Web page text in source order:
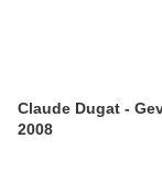
Claude Dugat -
2008